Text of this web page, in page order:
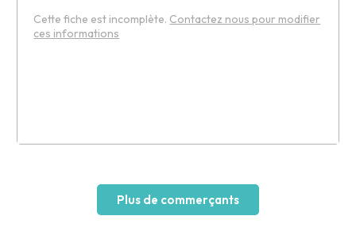
Cette fiche est incomplète. Contactez nous pour modifier
ces informations
Plus de commerçants